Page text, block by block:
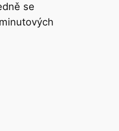
se